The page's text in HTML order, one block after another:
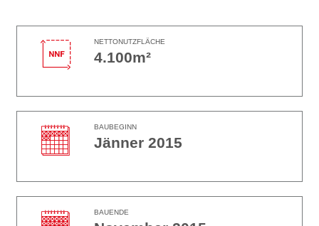
NETTONUTZFLÄCHE
4.100m²
BAUBEGINN
Jänner 2015
BAUENDE